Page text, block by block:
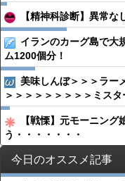
【精神科診断】異常
イランのカーグ島で大
ム1200個分！
美味しんぼ＞＞＞ラー
＞＞＞＞＞＞＞＞＞ミス
【戦慄】元モーニン
う・・・・・・・
今日のオススメ記事